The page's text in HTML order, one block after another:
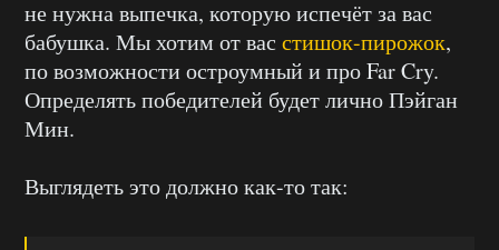
не нужна выпечка, которую испечёт за вас
бабушка. Мы хотим от вас стишок-пирожок,
по возможности остроумный и про Far Cry.
Определять победителей будет лично Пэйган
Мин.
Выглядеть это должно как-то так: